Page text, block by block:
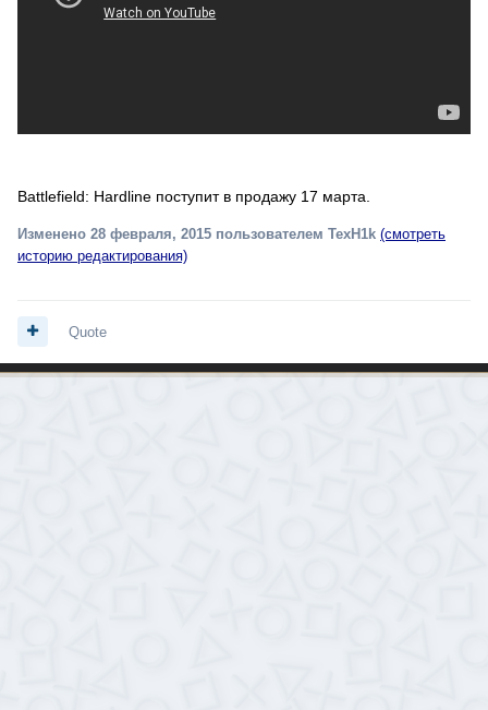
Battlefield: Hardline поступит в продажу 17 марта.
Изменено 28 февраля, 2015 пользователем TexH1k (смотреть
историю редактирования)
Quote